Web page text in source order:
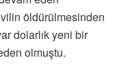
öldürülmesinden
dolarlık yeni bir
olmuştu.